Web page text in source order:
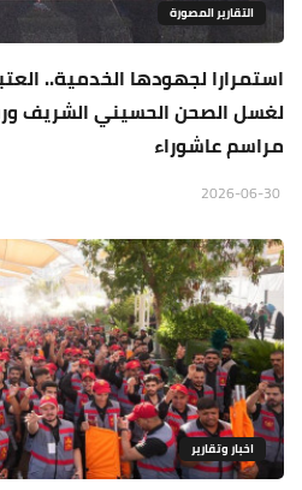
التقارير المصورة
استمرارا لجهودها الخدمية..
لغسل الصحن الحسيني الشريف
مراسم عاشوراء
اخبار وتقارير